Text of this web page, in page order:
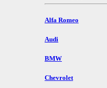
Alfa Romeo
Audi
BMW
Chevrolet